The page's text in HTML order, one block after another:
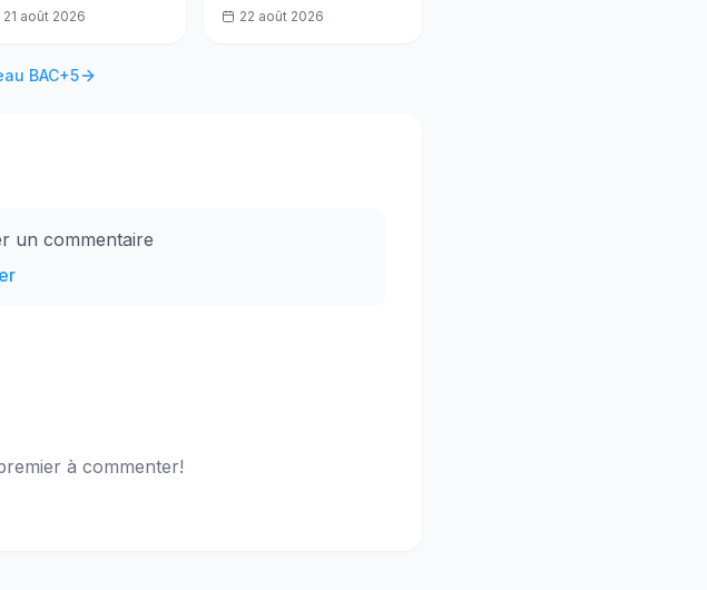
21 août 2026 22 août 2026
BAC+5
un commentaire
à commenter!